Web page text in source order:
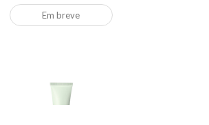
Em breve